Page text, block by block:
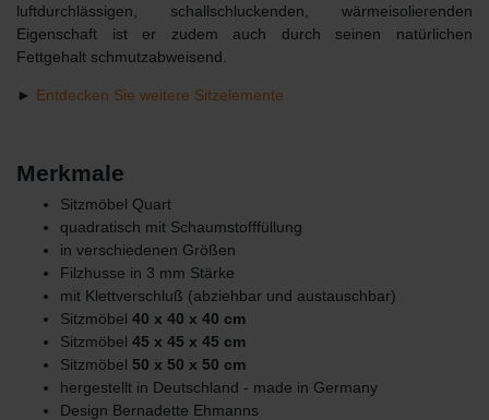
luftdurchlässigen, schallschluckenden, wärmeisolierenden
Eigenschaft ist er zudem auch durch seinen natürlichen
Fettgehalt schmutzabweisend.
► Entdecken Sie weitere Sitzelemente
Merkmale
Sitzmöbel Quart
quadratisch mit Schaumstofffüllung
in verschiedenen Größen
Filzhusse in 3 mm Stärke
mit Klettverschluß (abziehbar und austauschbar)
Sitzmöbel 40 x 40 x 40 cm
Sitzmöbel 45 x 45 x 45 cm
Sitzmöbel 50 x 50 x 50 cm
hergestellt in Deutschland - made in Germany
Design Bernadette Ehmanns